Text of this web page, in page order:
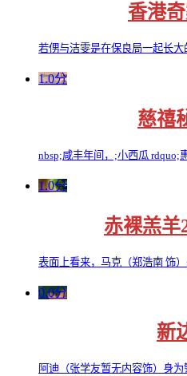
香港
若侽与洁雯是在保良局一起长大
1.0分
慈禧
nbsp;咸丰年间，;小西瓜 rdquo;惠
1.0分
赤裸羔羊
表面上看来，马克（郑浩南 饰）
0.0分
新
阿迪（张学友暂无内容饰）身为